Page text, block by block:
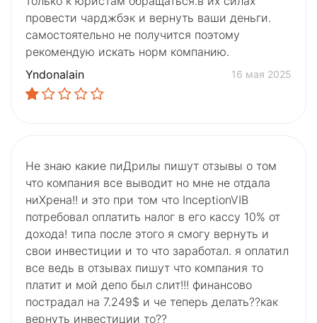
провести чарджбэк и вернуть ваши деньги.
самостоятельно не получится поэтому
рекомендую искать норм компанию.
Yndonalain
16 мая 2025
Не знаю какие пиДрилы пишут отзывы о том
что компания все выводит но мне не отдала
ниХрена!! и это при том что InceptionVIB
потребовал оплатить налог в его кассу 10% от
дохода! типа после этого я смогу вернуть и
свои инвестиции и то что заработал. я оплатил
все ведь в отзывах пишут что компания то
платит и мой депо был слит!!! финансово
пострадал на 7.249$ и че теперь делать??как
вернуть инвестиции то??